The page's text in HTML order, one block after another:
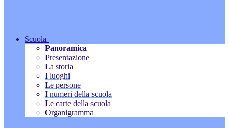
Scuola
Panoramica
Presentazione
La storia
I luoghi
Le persone
I numeri della scuola
Le carte della scuola
Organigramma